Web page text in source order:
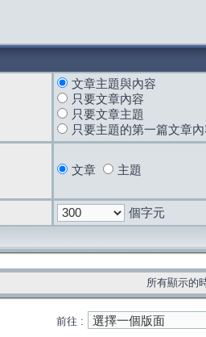
文章主題與內容
只要文章內容
只要文章主題
只要主題的第一篇文章內
文章 主題
個字元
所有顯示的
前往 :